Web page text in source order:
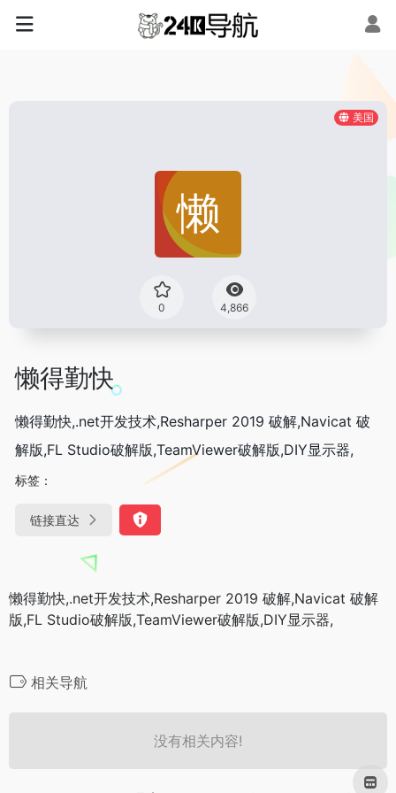
美国
0 4,866
懒得勤快
懒得勤快,.net开发技术,Resharper 2019 破解,Navicat 破
解版,FL Studio破解版,TeamViewer破解版,DIY显示器,
标签：
链接直达
懒得勤快,.net开发技术,Resharper 2019 破解,Navicat 破解
版,FL Studio破解版,TeamViewer破解版,DIY显示器,
相关导航
没有相关内容!